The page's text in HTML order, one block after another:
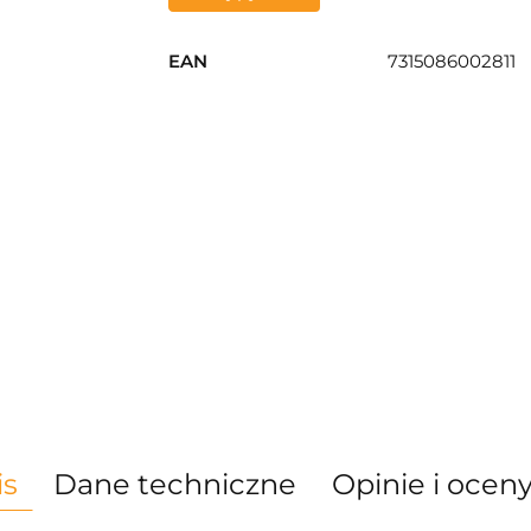
EAN 7315086002811
Dane techniczne Opinie i